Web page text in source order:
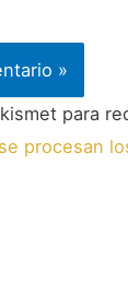
para
procesan